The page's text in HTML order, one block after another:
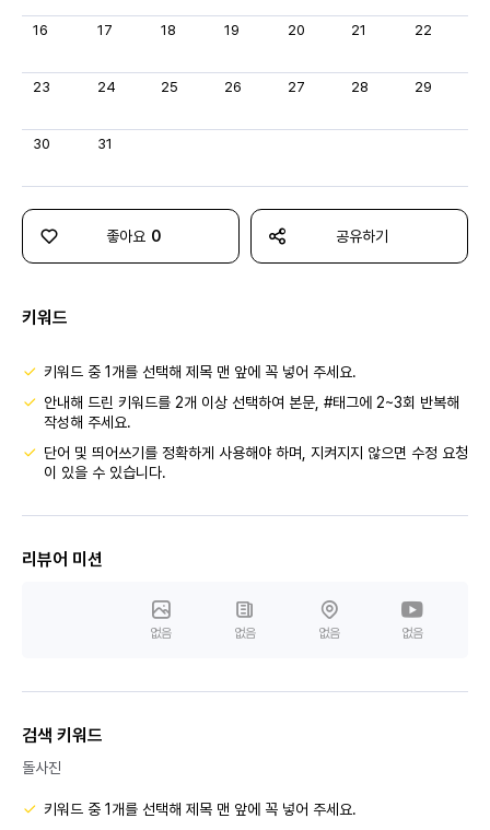
16 17 18 19 20 21 22
23 24 25 26 27 28 29
30 31
좋아요 0 공유하기
키워드
키워드 중 1개를 선택해 제목 맨 앞에 꼭 넣어 주세요.
안내해 드린 키워드를 2개 이상 선택하여 본문, #태그에 2~3회 반복해
작성해 주세요.
단어 및 띄어쓰기를 정확하게 사용해야 하며, 지켜지지 않으면 수정 요청
이 있을 수 있습니다.
리뷰어 미션
없음 없음 없음 없음
검색 키워드
돌사진
키워드 중 1개를 선택해 제목 맨 앞에 꼭 넣어 주세요.